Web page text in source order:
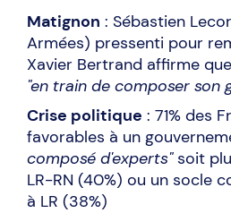
Matignon : Sébastien
Armées) pressenti pour
Xavier Bertrand affirme
"en train de composer son
Crise politique : 71% des
favorables à un
composé d'experts"soit
LR-RN (40%) ou un socle
à LR (38%)